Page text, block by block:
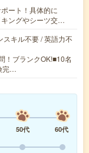
ート！具体的に
ングやシーツ交…
スキル不要 / 英語力不
！ブランクOK!■10名
完…
50代
60代